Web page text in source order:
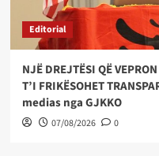
Editorial
NJË DREJTËSI QË
T’I FRIKËSOHET
medias nga GJKKO
07/08/2026 0